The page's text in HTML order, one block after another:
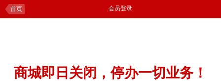
首页 会员登录
商城即日关闭，停办一切业务！